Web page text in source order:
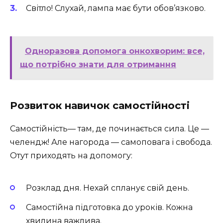
Світло! Слухай, лампа має бути обов’язково.
Одноразова допомога онкохворим: все,
що потрібно знати для отримання
Розвиток навичок самостійності
Самостійність— там, де починається сила. Це —
челендж! Але нагорода — самоповага і свобода.
Отут приходять на допомогу:
Розклад дня. Нехай спланує свій день.
Самостійна підготовка до уроків. Кожна
хвилина важлива.